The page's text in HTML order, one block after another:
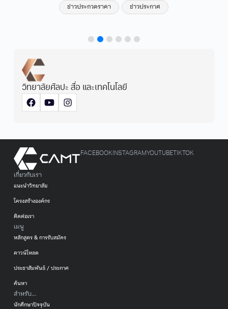
ข่าวประกวดราคา ข่าวประกาศ
วิทยาลัยศิลปะ สื่อ และเทคโนโลยี
เกี่ยวกับเรา
แนะนำวิทยาลัย
โครงสร้างองค์กร
ติดต่อเรา
เมนู
หลักสูตร & การรับสมัคร
ดาวน์โหลด
ประชาสัมพันธ์ / ประกาศ
ค้นหา
สำหรับ...
นักศึกษาปัจจุบัน
FACEBOOK INSTAGRAMYOUTUBETIKTOK